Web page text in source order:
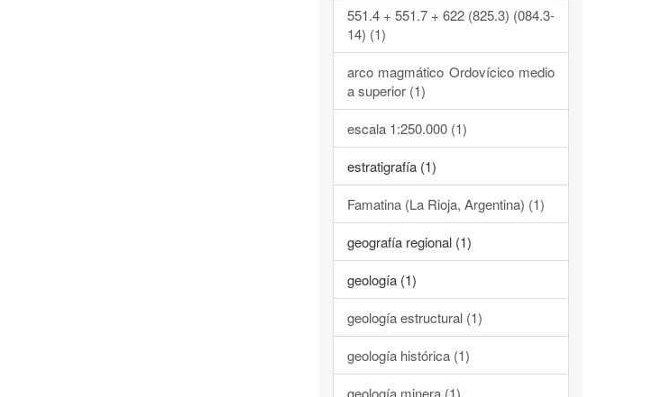
551.4 + 551.7 + 622 (825.3) (084.3-
14) (1)
arco magmático Ordovícico medio
a superior (1)
escala 1:250.000 (1)
estratigrafía (1)
Famatina (La Rioja, Argentina) (1)
geografía regional (1)
geología (1)
geología estructural (1)
geología histórica (1)
geología minera (1)